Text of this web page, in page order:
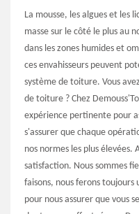
La mousse, les algues et les
masse sur le côté le plus au
dans les zones humides et
ces envahisseurs peuvent
système de toiture. Vous
de toiture ? Chez
expérience pertinente pour
s'assurer que chaque
nos normes les plus élevées.
satisfaction. Nous sommes
faisons, nous ferons
pour nous assurer que vous